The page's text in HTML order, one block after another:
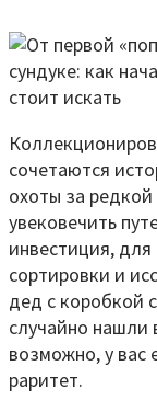
сочетаются
охоты за
увековечить
инвестиция,
сортировки и
дед с коробкой
случайно нашли
возможно, у вас
раритет.